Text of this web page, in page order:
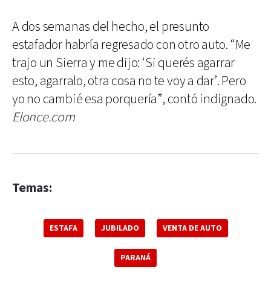
A dos semanas del hecho, el presunto
estafador habría regresado con otro auto. “Me
trajo un Sierra y me dijo: ‘Si querés agarrar
esto, agarralo, otra cosa no te voy a dar’. Pero
yo no cambié esa porquería”, contó indignado.
Elonce.com
Temas:
ESTAFA JUBILADO VENTA DE AUTO
PARANÁ